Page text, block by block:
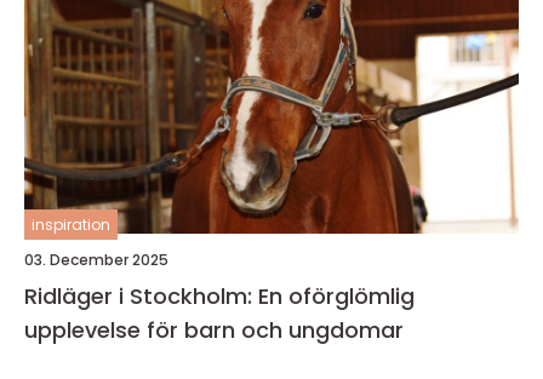
inspiration
03. December 2025
Ridläger i Stockholm: En oförglömlig
upplevelse för barn och ungdomar